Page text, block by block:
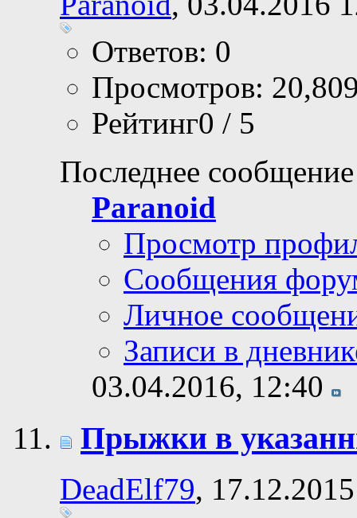
Ответов: 0
Просмотров:
Рейтинг0 / 5
Последнее
Paranoid
Просмотр
Сообщения
Личное
Записи в
03.04.2016, 12:40
Прыжки в
DeadElf79,